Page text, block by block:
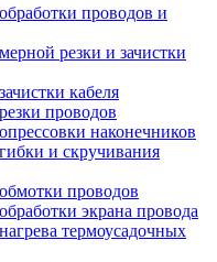
проводов и
резки и зачистки
кабеля
проводов
наконечников
и скручивания
проводов
экрана провода
термоусадочных